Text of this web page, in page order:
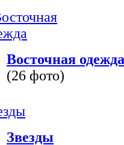
Восточная одежда
(26 фото)
Звезды